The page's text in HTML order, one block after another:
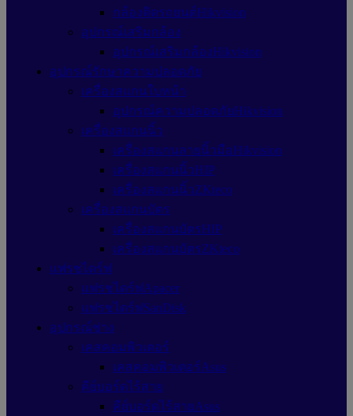
กล้องติดรถยนต์Hikvision
อุปกรณ์เสริมกล้อง
อุปกรณ์เสริมกล้องHikvision
อุปกรณ์รักษาความปลอดภัย
เครื่องสแกนใบหน้า
อุปกรณ์ความปลอดภัยHikvision
เครื่องสแกนนิ้ว
เครื่องสแกนลายนิ้วมือHikvision
เครื่องสแกนนิ้วHIP
เครื่องสแกนนิ้วZKteco
เครื่องสแกนบัตร
เครื่องสแกนบัตรHIP
เครื่องสแกนบัตรZKteco
แฟรชไดร์ฟ
แฟรชไดร์ฟApacer
แฟรชไดร์ฟSanDisk
อุปกรณ์ช่าง
เคสคอมพิวเตอร์
เคสคอมพิวเตอร์Asus
คีย์บอร์ดไร้สาย
คีย์บอร์ดไร้สายAsus